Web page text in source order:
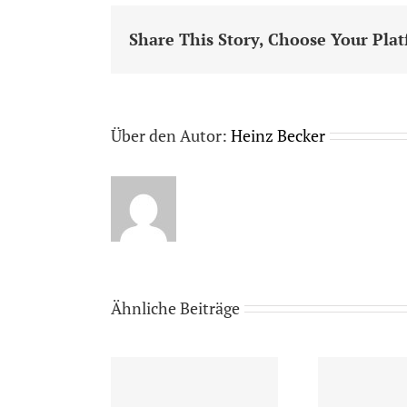
Share This Story, Choose Your
Über den Autor: Heinz Becker
Ähnliche Beiträge